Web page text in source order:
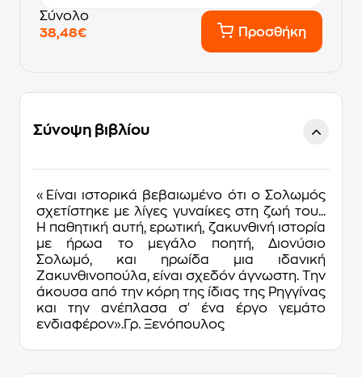
Σύνολο
38,48€
Προσθήκη
Σύνοψη βιβλίου
«Είναι ιστορικά βεβαιωμένο ότι ο Σολωμός
σχετίστηκε με λίγες γυναίκες στη ζωή του...
Η παθητική αυτή, ερωτική, ζακυνθινή ιστορία
με ήρωα το μεγάλο ποητή, Διονύσιο
Σολωμό, και ηρωίδα μια ιδανική
Ζακυνθινοπούλα, είναι σχεδόν άγνωστη. Την
άκουσα από την κόρη της ίδιας της Ρηγγίνας
και την ανέπλασα σ' ένα έργο γεμάτο
ενδιαφέρον».Γρ. Ξενόπουλος